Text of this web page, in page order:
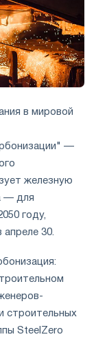
в мировой
—
железную
— для
году,
30.
строительных
SteelZero